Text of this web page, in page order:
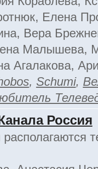
Елена
Вера
Малышева,
Агалакова,
, Schumi,
Россия
располагаются